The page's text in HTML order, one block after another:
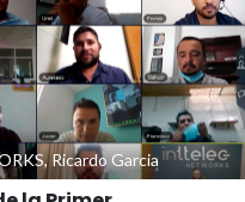
Ricardo Garcia